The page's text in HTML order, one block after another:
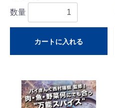
数量
カートに入れる